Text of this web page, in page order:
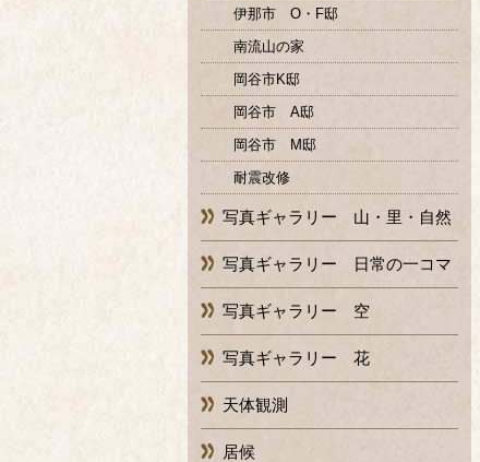
伊那市 O・F邸
南流山の家
岡谷市K邸
岡谷市 A邸
岡谷市 M邸
耐震改修
写真ギャラリー 山・里・自然
写真ギャラリー 日常の一コマ
写真ギャラリー 空
写真ギャラリー 花
天体観測
居候